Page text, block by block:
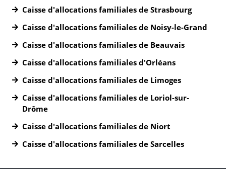
Caisse d'allocations familiales de Strasbourg
Caisse d'allocations familiales de Noisy-le-Grand
Caisse d'allocations familiales de Beauvais
Caisse d'allocations familiales d'Orléans
Caisse d'allocations familiales de Limoges
Caisse d'allocations familiales de Loriol-sur-
Drôme
Caisse d'allocations familiales de Niort
Caisse d'allocations familiales de Sarcelles